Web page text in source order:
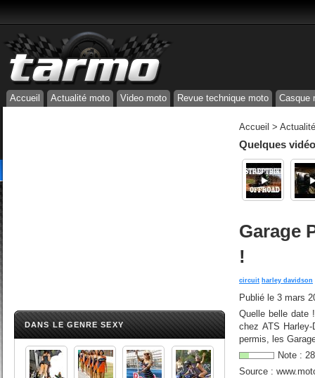
Accueil Actualité moto Video moto Revue technique moto Casque
DANS LE GENRE SEXY
Accueil >
Quelques
Garage
!
circuit harley davidson
Publié le 3 mars
Quelle belle date
chez ATS
permis, les
Note : 28
Source :